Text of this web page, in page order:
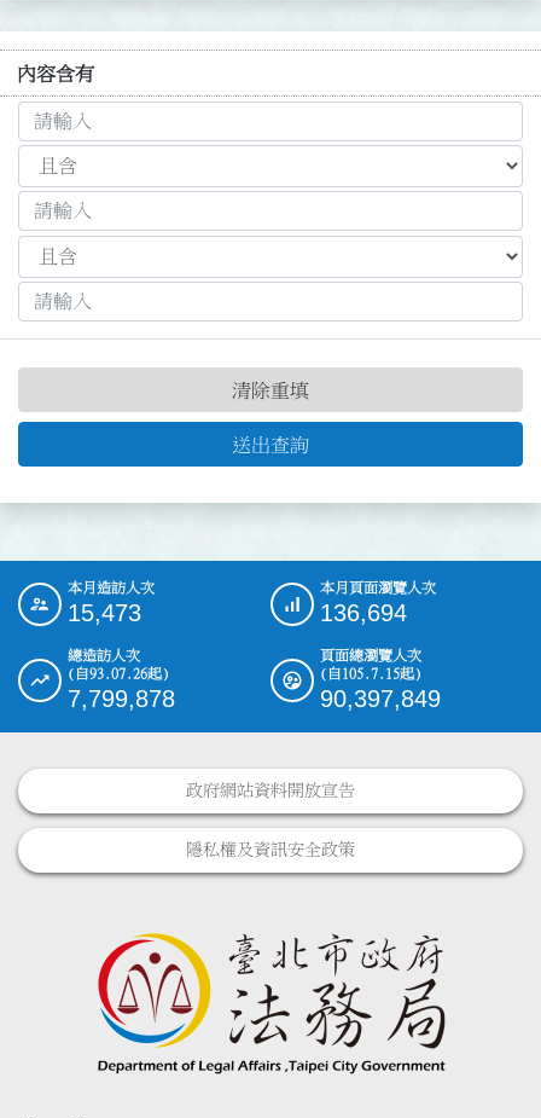
內容含有
送出查詢
清除重填
::: 本月造訪人次
15,473
本月頁面瀏覽人次
136,694
總造訪人次
(自93.07.26起)
7,799,878
頁面總瀏覽人次
(自105.7.15起)
90,397,849
政府網站資料開放宣告
隱私權及資訊安全政策